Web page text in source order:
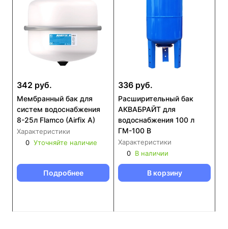
342 руб.
Мембранный бак для
систем водоснабжения
8-25л Flamco (Airfix A)
Характеристики
0 Уточняйте наличие
Подробнее
336 руб.
Расширительный бак
АКВАБРАЙТ для
водоснабжения 100 л
ГМ-100 В
Характеристики
0 В наличии
В корзину